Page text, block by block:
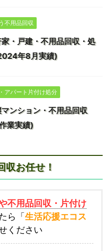
不用品回収
・戸建・不用品回収・処
年8月実績)
アパート片付け処分
ンション・不用品回収
業実績)
収お任せ！
不用品回収・片付け
ら「 生活応援エコス
ください